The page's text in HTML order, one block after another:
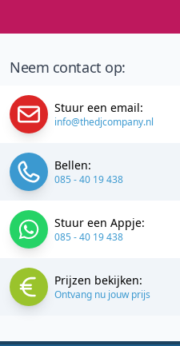
Neem contact op:
Stuur een email:
info@thedjcompany.nl
Bellen:
085 - 40 19 438
Stuur een Appje:
085 - 40 19 438
Prijzen bekijken:
Ontvang nu jouw prijs